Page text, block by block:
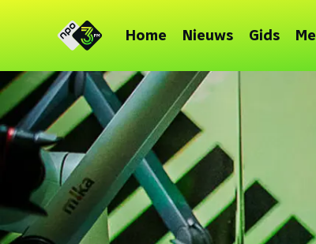
Home Nieuws Gids